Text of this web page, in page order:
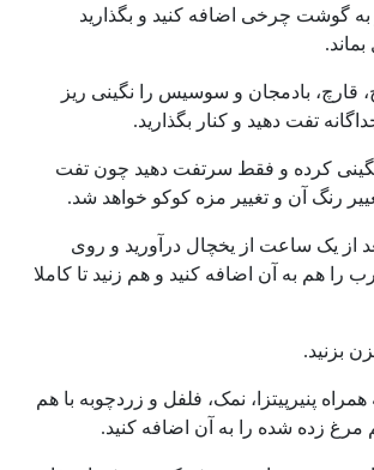
و به گوشت چرخی اضافه کنید و بگذارید
قارچ، بادمجان و سوسیس را نگینی ریز
تفت دهید و کنار بگذارید.
کرده و فقط سرتفت دهید چون تفت
رنگ آن و تغییر مزه کوکو خواهد شد.
از یک ساعت از یخچال درآورید و روی
را هم به آن اضافه کنید و هم زنید تا کاملا
بزنید.
همراه پنیرپیتزا، نمک، فلفل و زردچوبه با هم
مرغ زده شده را به آن اضافه کنید.